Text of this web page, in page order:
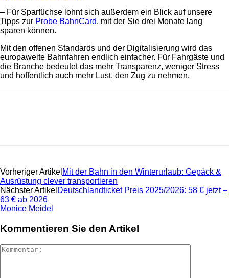
– Für Sparfüchse lohnt sich außerdem ein Blick auf unsere
Tipps zur Probe BahnCard, mit der Sie drei Monate lang
sparen können.
Mit den offenen Standards und der Digitalisierung wird das
europaweite Bahnfahren endlich einfacher. Für Fahrgäste und
die Branche bedeutet das mehr Transparenz, weniger Stress
und hoffentlich auch mehr Lust, den Zug zu nehmen.
Vorheriger Artikel Mit der Bahn in den Winterurlaub: Gepäck &
Ausrüstung clever transportieren
Nächster Artikel Deutschlandticket Preis 2025/2026: 58 € jetzt –
63 € ab 2026
Monice Meidel
Kommentieren Sie den Artikel